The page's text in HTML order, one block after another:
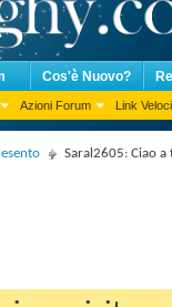
Azioni Forum Link Veloci
Cos'è Nuovo?
Saral2605: Ciao